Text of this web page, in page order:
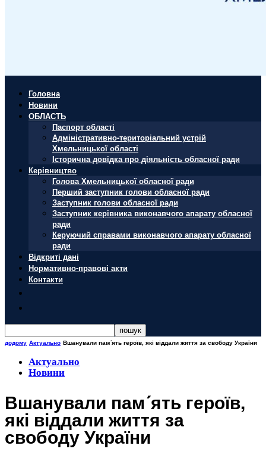
Головна
Новини
ОБЛАСТЬ
Паспорт області
Адміністративно-територіальний устрій
Хмельницької області
Історична довідка про діяльність обласної ради
Керівництво
Голова Хмельницької обласної ради
Перший заступник голови обласної ради
Заступник голови обласної ради
Заступник керівника виконавчого апарату обласної
ради
Керуючий справами виконавчого апарату обласної
ради
Відкриті дані
Нормативно-правові акти
Контакти
додому Актуально Вшанували пам´ять героїв, які віддали життя за свободу України
Актуально
Новини
Вшанували пам´ять героїв,
які віддали життя за
свободу України